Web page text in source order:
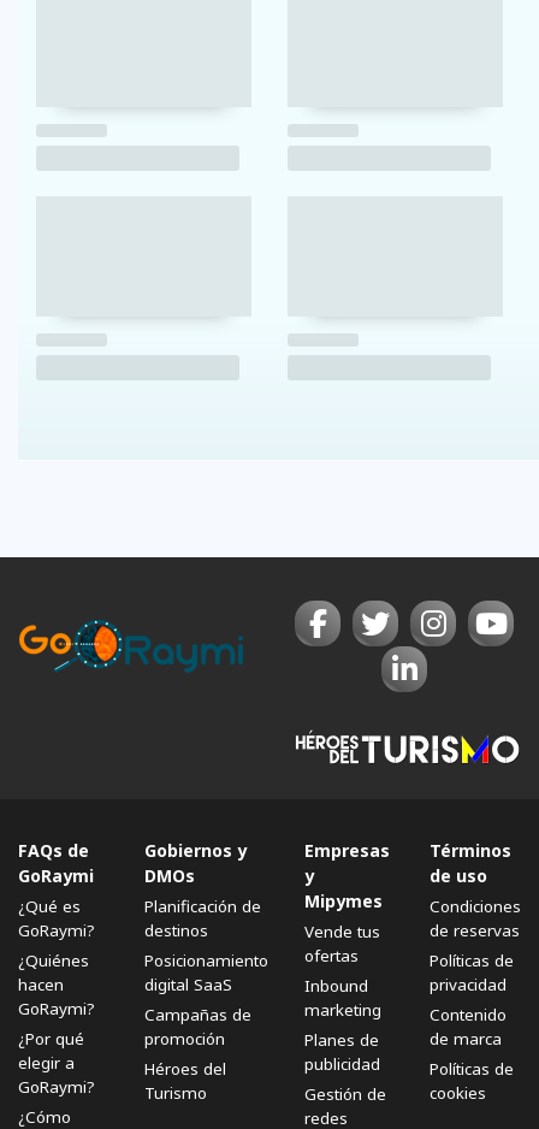
FAQs de
GoRaymi
¿Qué es
GoRaymi?
¿Quiénes
hacen
GoRaymi?
¿Por qué
elegir a
GoRaymi?
¿Cómo
Gobiernos y
DMOs
Planificación de
destinos
Posicionamiento
digital SaaS
Campañas de
promoción
Héroes del
Turismo
Empresas
y
Mipymes
Vende tus
ofertas
Inbound
marketing
Planes de
publicidad
Gestión de
redes
Términos
de uso
Condiciones
de reservas
Políticas de
privacidad
Contenido
de marca
Políticas de
cookies